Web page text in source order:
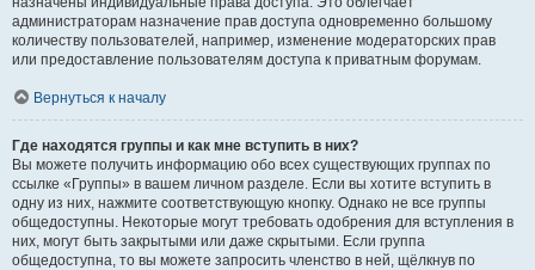
администраторам назначение прав доступа одновременно большому
количеству пользователей, например, изменение модераторских прав
или предоставление пользователям доступа к приватным форумам.
Вернуться к началу
Где находятся группы и как мне вступить в них?
Вы можете получить информацию обо всех существующих группах по
ссылке «Группы» в вашем личном разделе. Если вы хотите вступить в
одну из них, нажмите соответствующую кнопку. Однако не все группы
общедоступны. Некоторые могут требовать одобрения для вступления в
них, могут быть закрытыми или даже скрытыми. Если группа
общедоступна, то вы можете запросить членство в ней, щёлкнув по